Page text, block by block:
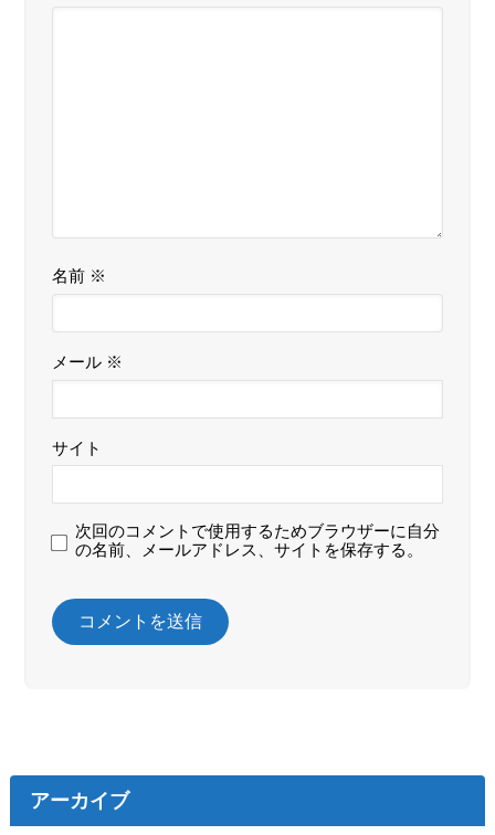
名前 ※
メール ※
サイト
次回のコメントで使用するためブラウザーに自分
の名前、メールアドレス、サイトを保存する。
アーカイブ